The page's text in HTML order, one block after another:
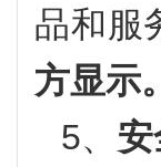
品和服
方显示。
5、